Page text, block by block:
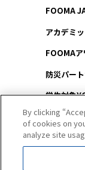
FOOMA
アカデミ
FOOMAア
防災パー
学生対象
（ようこ
会場アクセ
会場マップ
By clicking
of cookies on
analyze site